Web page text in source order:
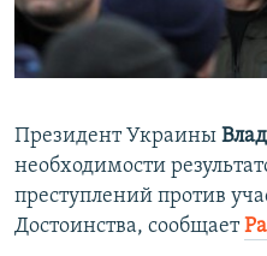
ПОБЕДИТЕЛЕЙ НЕ СУДЯТ?
КРЫМ.НЕПОКОРЕННЫЙ
УКРАИНСКАЯ ПРОБЛЕМА КРЫМА
ПРИСОЕДИНЯЙТЕСЬ!
Все сайты RFE/RL
Президент Украины
необходимости
преступлений против
Достоинства, сообщает